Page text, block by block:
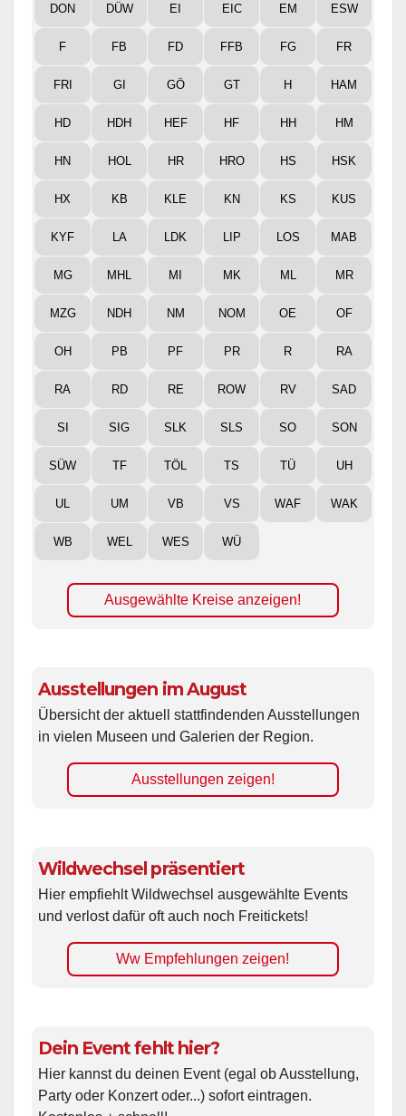
DON DÜW EI EIC EM ESW
F FB FD FFB FG FR
FRI GI GÖ GT H HAM
HD HDH HEF HF HH HM
HN HOL HR HRO HS HSK
HX KB KLE KN KS KUS
KYF LA LDK LIP LOS MAB
MG MHL MI MK ML MR
MZG NDH NM NOM OE OF
OH PB PF PR R RA
RA RD RE ROW RV SAD
SI SIG SLK SLS SO SON
SÜW TF TÖL TS TÜ UH
UL UM VB VS WAF WAK
WB WEL WES WÜ
Ausgewählte Kreise anzeigen!
Ausstellungen im August
Übersicht der aktuell stattfindenden Ausstellungen
in vielen Museen und Galerien der Region.
Ausstellungen zeigen!
Wildwechsel präsentiert
Hier empfiehlt Wildwechsel ausgewählte Events
und verlost dafür oft auch noch Freitickets!
Ww Empfehlungen zeigen!
Dein Event fehlt hier?
Hier kannst du deinen Event (egal ob Ausstellung,
Party oder Konzert oder...) sofort eintragen.